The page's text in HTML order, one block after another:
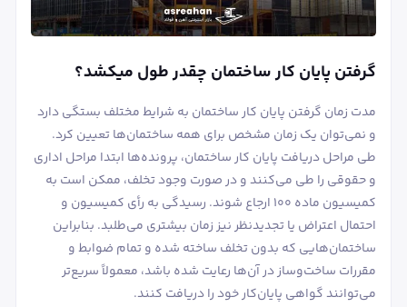
گرفتن پایان کار ساختمان چقدر طول میکشد؟
مدت زمان گرفتن پایان کار ساختمان به شرایط مختلف بستگی دارد
و نمی‌توان یک زمان مشخص برای همه ساختمان‌ها تعیین کرد.
طی مراحل دریافت پایان کار ساختمان، پرونده‌ها ابتدا مراحل اداری
و حقوقی را طی می‌کنند و در صورت وجود تخلف، ممکن است به
کمیسیون ماده ۱۰۰ ارجاع شوند. رسیدگی به رأی کمیسیون و
احتمال اعتراض یا تجدیدنظر نیز زمان بیشتری می‌طلبد. بنابراین
ساختمان‌هایی که بدون تخلف ساخته شده و تمام ضوابط و
مقررات ساخت‌وساز در آن‌ها رعایت شده باشد، معمولاً سریع‌تر
می‌توانند گواهی پایان‌کار خود را دریافت کنند.